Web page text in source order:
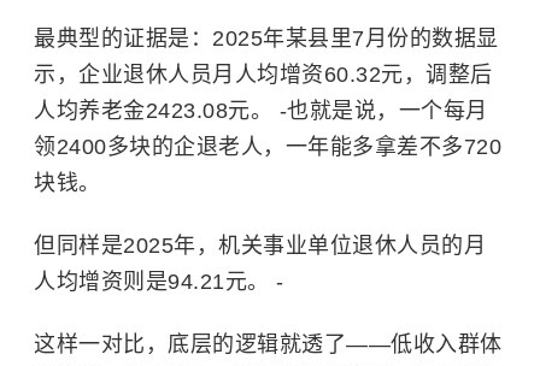
最典型的证据是：2025年某县里7月份的数据显
示，企业退休人员月人均增资60.32元，调整后
人均养老金2423.08元。 -也就是说，一个每月
领2400多块的企退老人，一年能多拿差不多720
块钱。
但同样是2025年，机关事业单位退休人员的月
人均增资则是94.21元。 -
这样一对比，底层的逻辑就透了——低收入群体